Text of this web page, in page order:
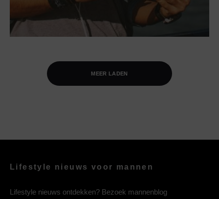
MEER LADEN
Lifestyle nieuws voor mannen
Lifestyle nieuws ontdekken? Bezoek mannenblog